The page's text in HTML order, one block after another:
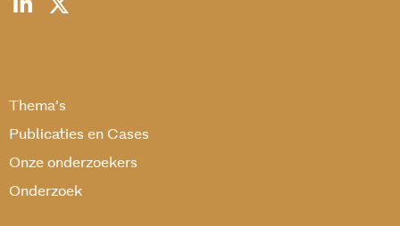
Thema’s
Publicaties en Cases
Onze onderzoekers
Onderzoek